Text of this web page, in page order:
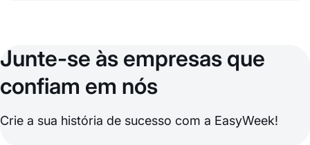
Junte-se às empresas que
confiam em nós
Crie a sua história de sucesso com a EasyWeek!